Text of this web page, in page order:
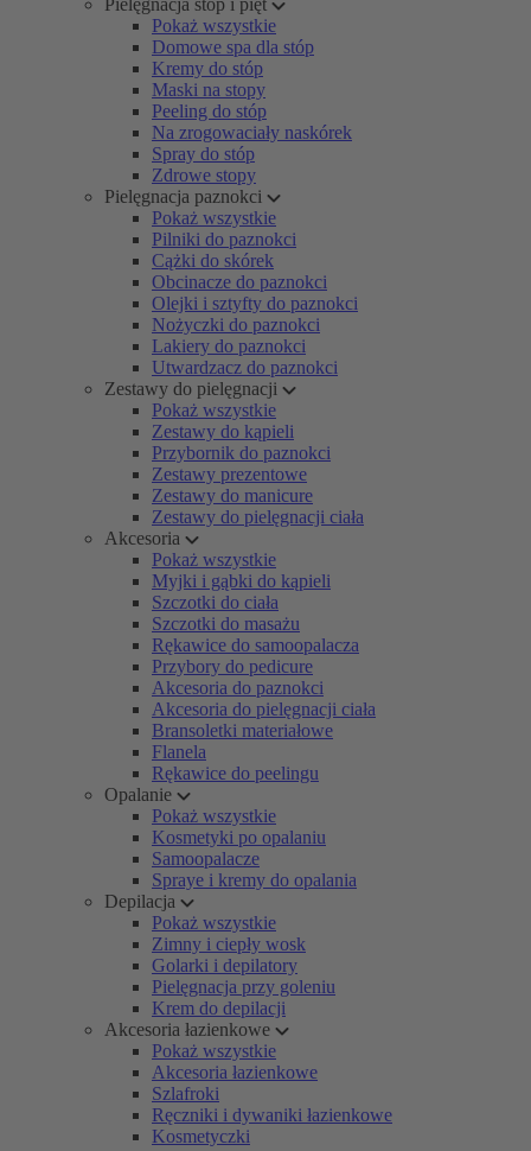
Pielęgnacja stóp i pięt
Pokaż wszystkie
Domowe spa dla stóp
Kremy do stóp
Maski na stopy
Peeling do stóp
Na zrogowaciały naskórek
Spray do stóp
Zdrowe stopy
Pielęgnacja paznokci
Pokaż wszystkie
Pilniki do paznokci
Cążki do skórek
Obcinacze do paznokci
Olejki i sztyfty do paznokci
Nożyczki do paznokci
Lakiery do paznokci
Utwardzacz do paznokci
Zestawy do pielęgnacji
Pokaż wszystkie
Zestawy do kąpieli
Przybornik do paznokci
Zestawy prezentowe
Zestawy do manicure
Zestawy do pielęgnacji ciała
Akcesoria
Pokaż wszystkie
Myjki i gąbki do kąpieli
Szczotki do ciała
Szczotki do masażu
Rękawice do samoopalacza
Przybory do pedicure
Akcesoria do paznokci
Akcesoria do pielęgnacji ciała
Bransoletki materiałowe
Flanela
Rękawice do peelingu
Opalanie
Pokaż wszystkie
Kosmetyki po opalaniu
Samoopalacze
Spraye i kremy do opalania
Depilacja
Pokaż wszystkie
Zimny i ciepły wosk
Golarki i depilatory
Pielęgnacja przy goleniu
Krem do depilacji
Akcesoria łazienkowe
Pokaż wszystkie
Akcesoria łazienkowe
Szlafroki
Ręczniki i dywaniki łazienkowe
Kosmetyczki